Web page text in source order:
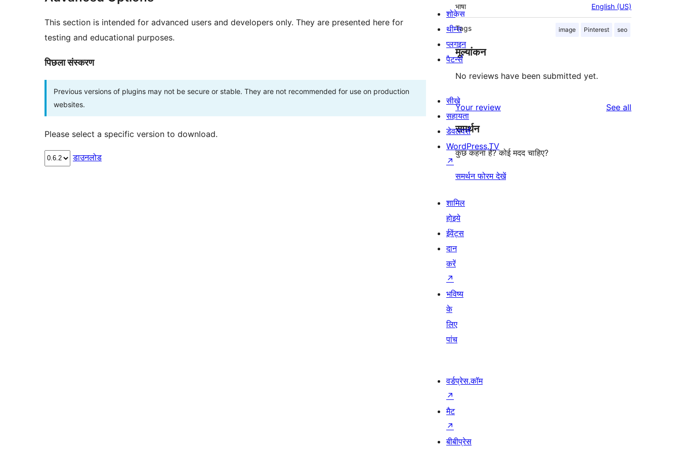
This section is intended for advanced users and developers only. They are presented here for
testing and educational purposes.
पिछला संस्करण
Previous versions of plugins may not be secure or stable. They are not recommended for use on production
websites.
Please select a specific version to download.
डाउनलोड
भाषा English (US)
Tags image Pinterest seo
मूल्यांकन
No reviews have been submitted yet.
Your review See all
समर्थन
कुछ कहना है? कोई मदद चाहिए?
समर्थन फोरम देखें
शोकेस
थीम्स
प्लगइन
पैटर्न्स
सीखे
सहायता
डेवलपर्स
WordPress.TV
↗
शामिल
होइये
ईवेंट्स
दान
करें
↗
भविष्य
के
लिए
पांच
वर्डप्रेस.कॉम
↗
मैट
↗
बीबीप्रेस